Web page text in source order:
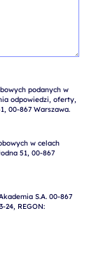
podanych w
odpowiedzi, oferty,
51, 00-867
S.A. 00-867
24, REGON: